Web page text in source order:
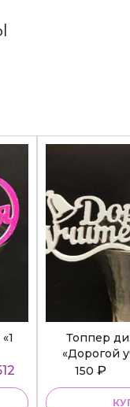
Топпер
«Дорогой
150₽